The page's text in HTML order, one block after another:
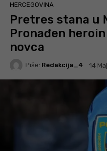
HERCEGOVINA
Pretres stana u
Pronađen
novca
Piše: Redakcija_4 14